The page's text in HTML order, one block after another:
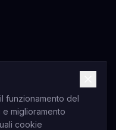
funzionamento del
miglioramento
cookie